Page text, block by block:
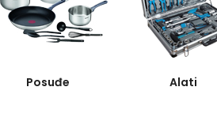
Posuđe Alati